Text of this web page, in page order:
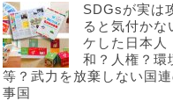
SDGsが実は
ると気付かな
ケした日本
和？人権？環
等？武力を放棄しない国
事国